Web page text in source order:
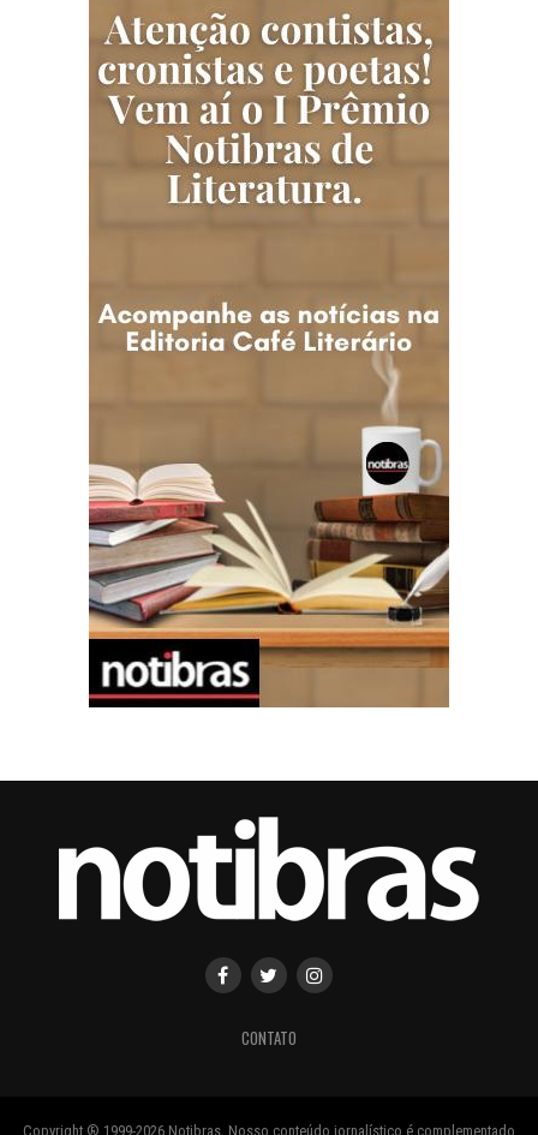
CONTATO
Copyright ® 1999-2026 Notibras. Nosso conteúdo jornalístico é complementado